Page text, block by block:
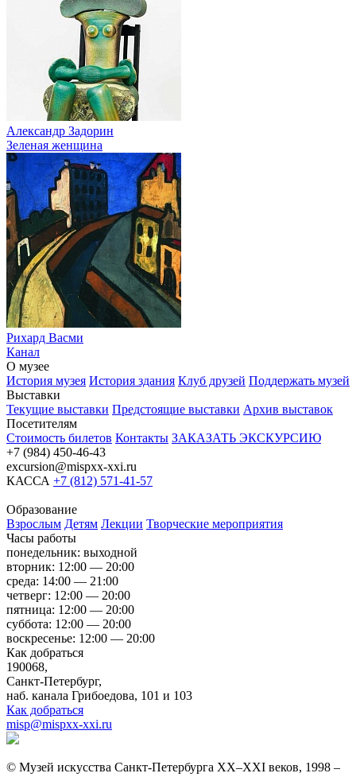
Александр Задорин
Зеленая женщина
Рихард Васми
Канал
О музее
История музея История здания Клуб друзей Поддержать музей
Выставки
Текущие выставки Предстоящие выставки Архив выставок
Посетителям
Стоимость билетов Контакты ЗАКАЗАТЬ ЭКСКУРСИЮ
+7 (984) 450-46-43
excursion@mispxx-xxi.ru
КАССА +7 (812) 571-41-57
Образование
Взрослым Детям Лекции Творческие мероприятия
Часы работы
понедельник: выходной
вторник: 12:00 — 20:00
среда: 14:00 — 21:00
четверг: 12:00 — 20:00
пятница: 12:00 — 20:00
суббота: 12:00 — 20:00
воскресенье: 12:00 — 20:00
Как добраться
190068,
Санкт-Петербург,
наб. канала Грибоедова, 101 и 103
Как добраться
misp@mispxx-xxi.ru
© Музей искусства Санкт-Петербурга XX–XXI веков, 1998 –